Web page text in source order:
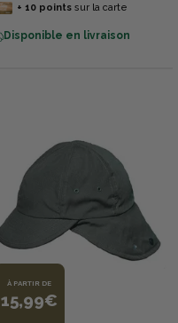
+ 10pointssur la carte
Disponible en livraison
À PARTIR DE
15,99€